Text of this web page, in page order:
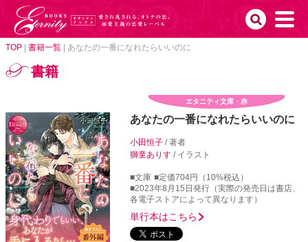
TOP 書籍一覧 あなたの一番になれたらいいのに
書籍
エタニティ文庫・赤
あなたの一番になれたらいいのに
小田恒子/ 著者
獅童ありす / イラスト
■文庫 ■定価704円（10%税込）
■2023年8月15日発行（実際の発売日は書店、
各電子ストアによって異なります）
単行本はこちら